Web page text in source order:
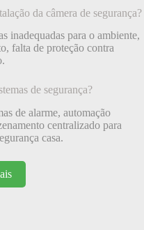
da câmera de segurança?
inadequadas para o ambiente,
falta de proteção contra
de segurança?
de alarme, automação
centralizado para
casa.